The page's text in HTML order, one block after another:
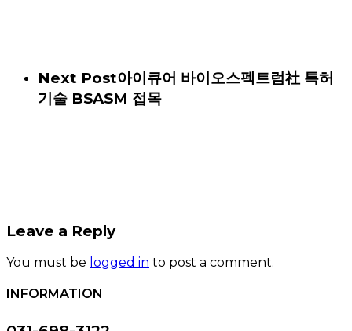
Next Post아이큐어 바이오스펙트럼社 특허
기술 BSASM 접목
Leave a Reply
You must be logged in to post a comment.
INFORMATION